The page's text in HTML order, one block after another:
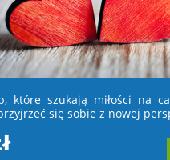
które szukają miłości na
się sobie z nowej